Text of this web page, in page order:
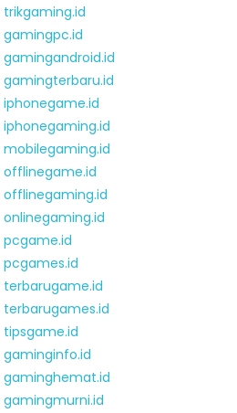
trikgaming.id
gamingpc.id
gamingandroid.id
gamingterbaru.id
iphonegame.id
iphonegaming.id
mobilegaming.id
offlinegame.id
offlinegaming.id
onlinegaming.id
pcgame.id
pcgames.id
terbarugame.id
terbarugames.id
tipsgame.id
gaminginfo.id
gaminghemat.id
gamingmurni.id